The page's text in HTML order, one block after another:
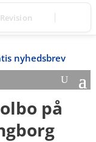
nyhedsbrev
på